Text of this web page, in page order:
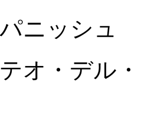
ニッシュ
オ・デル